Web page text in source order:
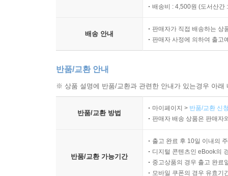
배송비 : 4,500원 (도서산간
배송 안내
판매자가 직접 배송하는 상
판매자 사정에 의하여 출고
반품/교환 안내
※ 상품 설명에 반품/교환과 관련한 안내가 있는경우 아
반품/교환 방법
마이페이지 > 반품/교환 신
판매자 배송 상품은 판매자
반품/교환 가능기간
출고 완료 후 10일 이내의
디지털 콘텐츠인 eBook의
중고상품의 경우 출고 완료
모바일 쿠폰의 경우 유효기